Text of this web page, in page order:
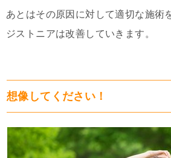
あとはその原因に対して適切な施術
ジストニアは改善していきます。
想像してください！